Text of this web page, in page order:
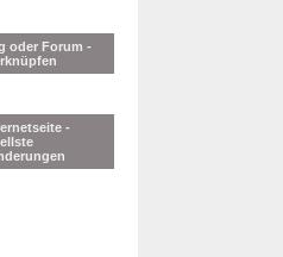
oder Forum -
-